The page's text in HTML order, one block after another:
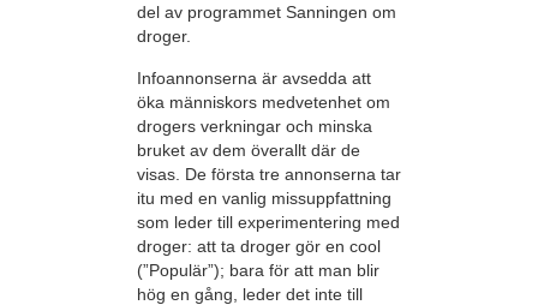
del av programmet Sanningen om
droger.
Infoannonserna är avsedda att
öka människors medvetenhet om
drogers verkningar och minska
bruket av dem överallt där de
visas. De första tre annonserna tar
itu med en vanlig missuppfattning
som leder till experimentering med
droger: att ta droger gör en cool
(”Populär”); bara för att man blir
hög en gång, leder det inte till